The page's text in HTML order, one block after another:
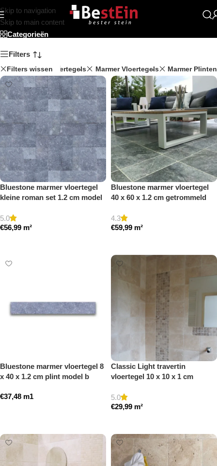
Skip to navigation
Skip to main content
Beststein
Categorieën
Filters
Filters wissen
Travertin Vloertegels Marmer Vloertegels Marmer Plinten
Bluestone marmer vloertegel
kleine roman set 1.2 cm model
5.0
€56,99 m²
Bluestone marmer vloertegel
40 x 60 x 1.2 cm getrommeld
4.3
€59,99 m²
Bluestone marmer vloertegel 8
x 40 x 1.2 cm plint model b
€37,48 m1
Classic Light travertin
vloertegel 10 x 10 x 1 cm
5.0
€29,99 m²